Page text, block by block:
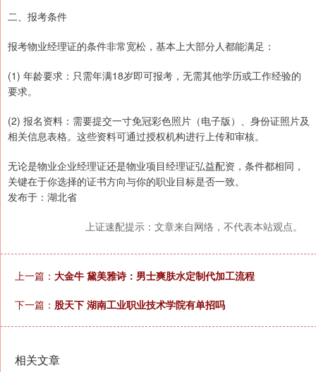
二、报考条件
报考物业经理证的条件非常宽松，基本上大部分人都能满足：
(1) 年龄要求：只需年满18岁即可报考，无需其他学历或工作经验的
要求。
(2) 报名资料：需要提交一寸免冠彩色照片（电子版）、身份证照片及
相关信息表格。这些资料可通过授权机构进行上传和审核。
无论是物业企业经理证还是物业项目经理证弘益配资，条件都相同，
关键在于你选择的证书方向与你的职业目标是否一致。
发布于：湖北省
上证速配提示：文章来自网络，不代表本站观点。
上一篇： 大金牛 黛美雅诗：男士爽肤水定制代加工流程
下一篇： 股天下 湖南工业职业技术学院有单招吗
相关文章